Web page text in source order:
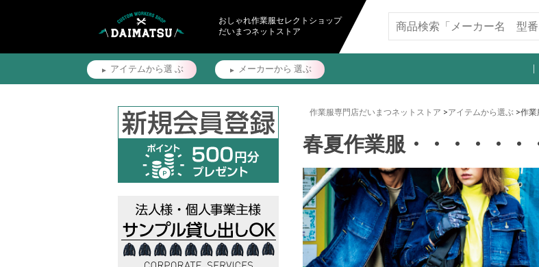
おしゃれ作業服セレクトショップ
だいまつネットストア
アイテムから選 ぶ メーカーから 選ぶ
11,000円以上送料無料
作業服専門店だいまつネットストア >アイテムから選ぶ >作業
春夏作業服・・・・・・